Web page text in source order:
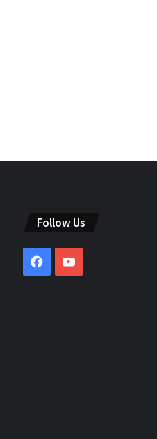
Follow Us
Facebook